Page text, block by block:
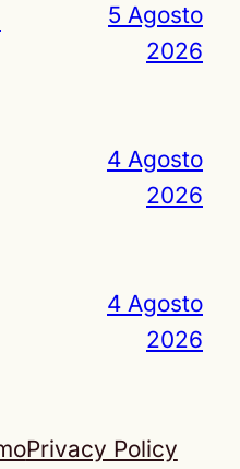
5 Agosto
2026
4 Agosto
2026
4 Agosto
2026
Privacy Policy